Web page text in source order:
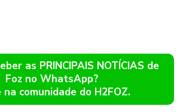
as PRINCIPAIS NOTÍCIAS de
Foz no WhatsApp?
na comunidade do H2FOZ.